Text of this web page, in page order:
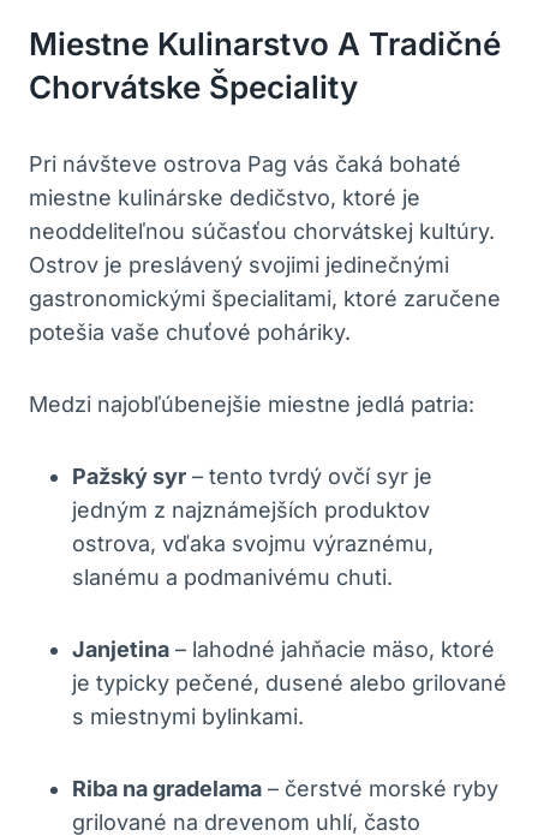
Miestne Kulinarstvo A Tradičné
Chorvátske Špeciality
Pri návšteve ostrova Pag vás čaká bohaté
miestne kulinárske dedičstvo, ktoré je
neoddeliteľnou súčasťou chorvátskej kultúry.
Ostrov je preslávený svojimi jedinečnými
gastronomickými špecialitami, ktoré zaručene
potešia vaše chuťové poháriky.
Medzi najobľúbenejšie miestne jedlá patria:
Pažský syr – tento tvrdý ovčí syr je
jedným z najznámejších produktov
ostrova, vďaka svojmu výraznému,
slanému a podmanivému chuti.
Janjetina – lahodné jahňacie mäso, ktoré
je typicky pečené, dusené alebo grilované
s miestnymi bylinkami.
Riba na gradelama – čerstvé morské ryby
grilované na drevenom uhlí, často